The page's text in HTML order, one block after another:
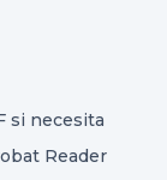
si necesita
Reader